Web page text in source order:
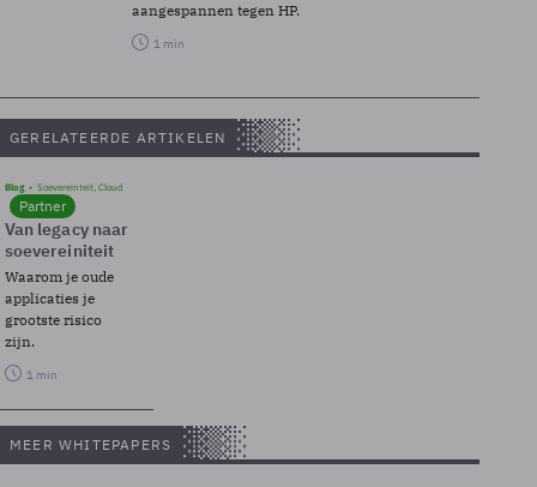
aangespannen tegen HP.
1 min
GERELATEERDE ARTIKELEN
Blog Soevereinteit, Cloud
Partner
Van legacy naar
soevereiniteit
Waarom je oude
applicaties je
grootste risico
zijn.
1 min
MEER WHITEPAPERS